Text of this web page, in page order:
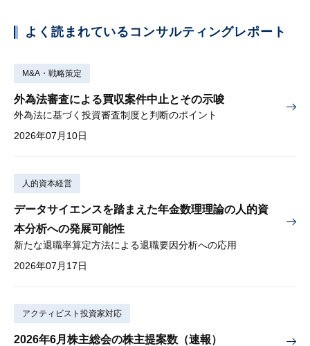
よく読まれているコンサルティングレポート
M&A・戦略策定
外為法審査による買収案件中止とその示唆
外為法に基づく投資審査制度と判断のポイント
2026年07月10日
人的資本経営
データサイエンスを踏まえた年金数理理論の人的資
本分析への発展可能性
新たな退職率算定方法による退職要因分析への応用
2026年07月17日
アクティビスト投資家対応
2026年6月株主総会の株主提案数（速報）